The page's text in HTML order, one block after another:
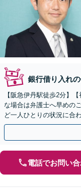
銀行借り入れ
【阪急伊丹駅徒歩2分】
な場合は弁護士へ早めの
ど一人ひとりの状況に合
間休日対応可】【オンラ
電話でお問い